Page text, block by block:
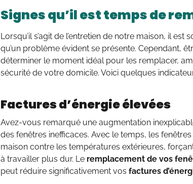
Signes qu’il est temps de
Lorsqu’il s’agit de l’entretien de notre maison, il
qu’un problème évident se présente. Cependant,
déterminer le moment idéal pour les remplacer,
sécurité de votre domicile. Voici quelques
Factures d’énergie élevées
Avez-vous remarqué une augmentation
des fenêtres inefficaces. Avec le temps, les
maison contre les températures extérieures,
à travailler plus dur. Le remplacement de vos
peut réduire significativement vos factures